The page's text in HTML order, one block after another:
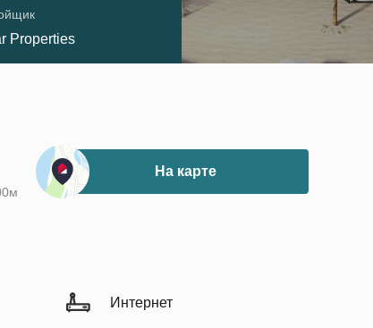
Properties
На карте
Интернет